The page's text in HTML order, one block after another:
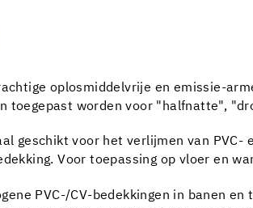
oplosmiddelvrije en emissie-
toegepast worden voor "halfnatte",
geschikt voor het verlijmen van
Voor toepassing op vloer en
PVC-/CV-bedekkingen in banen en